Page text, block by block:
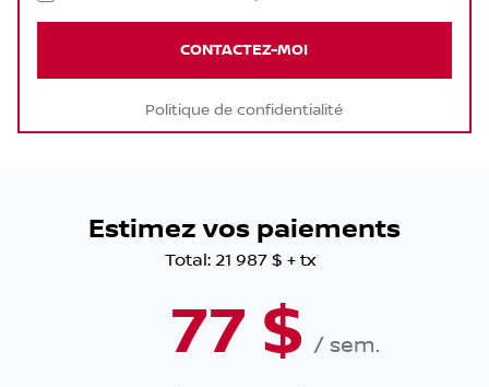
CONTACTEZ-MOI
Politique de confidentialité
Estimez vos paiements
Total: 21 987 $ + tx
77 $ /sem.